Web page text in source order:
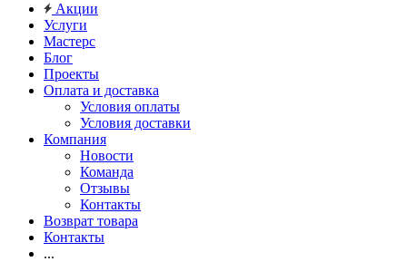
Акции
Услуги
Мастерс
Блог
Проекты
Оплата и доставка
Условия оплаты
Условия доставки
Компания
Новости
Команда
Отзывы
Контакты
Возврат товара
Контакты
...